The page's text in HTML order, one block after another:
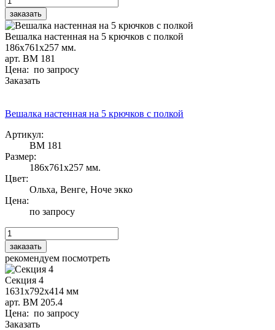
Вешалка настенная на 5 крючков с полкой
186х761х257 мм.
арт. ВМ 181
Цена: по запросу
Заказать
Вешалка настенная на 5 крючков с полкой
Артикул:
ВМ 181
Размер:
186х761х257 мм.
Цвет:
Ольха, Венге, Ноче экко
Цена:
по запросу
рекомендуем посмотреть
Секция 4
1631х792х414 мм
арт. ВМ 205.4
Цена: по запросу
Заказать